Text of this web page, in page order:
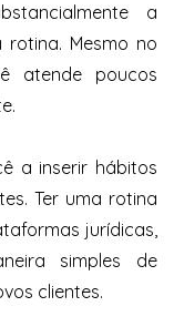
a
Mesmo no
atende poucos
a inserir hábitos
Ter uma rotina
jurídicas,
simples de
clientes.